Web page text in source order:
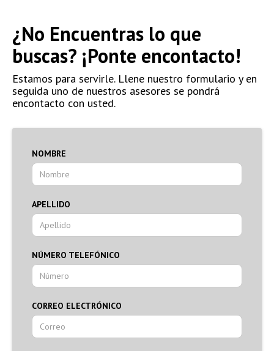
¿No Encuentras lo que
buscas? ¡Ponte encontacto!
Estamos para servirle. Llene nuestro formulario y en
seguida uno de nuestros asesores se pondrá
encontacto con usted.
NOMBRE
APELLIDO
NÚMERO TELEFÓNICO
CORREO ELECTRÓNICO